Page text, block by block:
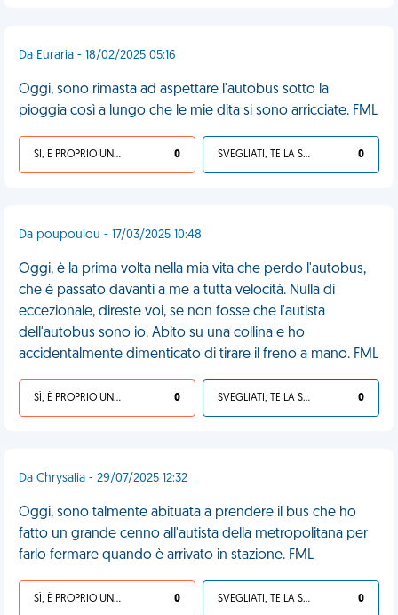
Da Euraria - 18/02/2025 05:16
Oggi, sono rimasta ad aspettare l'autobus sotto la
pioggia così a lungo che le mie dita si sono arricciate. FML
SÌ, È PROPRIO UNA VDM! 0 SVEGLIATI, TE LA SEI CERCATA! 0
Da poupoulou - 17/03/2025 10:48
Oggi, è la prima volta nella mia vita che perdo l'autobus,
che è passato davanti a me a tutta velocità. Nulla di
eccezionale, direste voi, se non fosse che l'autista
dell'autobus sono io. Abito su una collina e ho
accidentalmente dimenticato di tirare il freno a mano. FML
SÌ, È PROPRIO UNA VDM! 0 SVEGLIATI, TE LA SEI CERCATA! 0
Da Chrysalia - 29/07/2025 12:32
Oggi, sono talmente abituata a prendere il bus che ho
fatto un grande cenno all'autista della metropolitana per
farlo fermare quando è arrivato in stazione. FML
SÌ, È PROPRIO UNA VDM! 0 SVEGLIATI, TE LA SEI CERCATA! 0